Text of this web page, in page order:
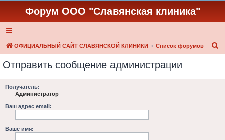
Форум ООО "Славянская клиника"
ОФИЦИАЛЬНЫЙ САЙТ СЛАВЯНСКОЙ КЛИНИКИ Список форумов
Отправить сообщение администрации
Получатель:
Администратор
Ваш адрес email:
Ваше имя: